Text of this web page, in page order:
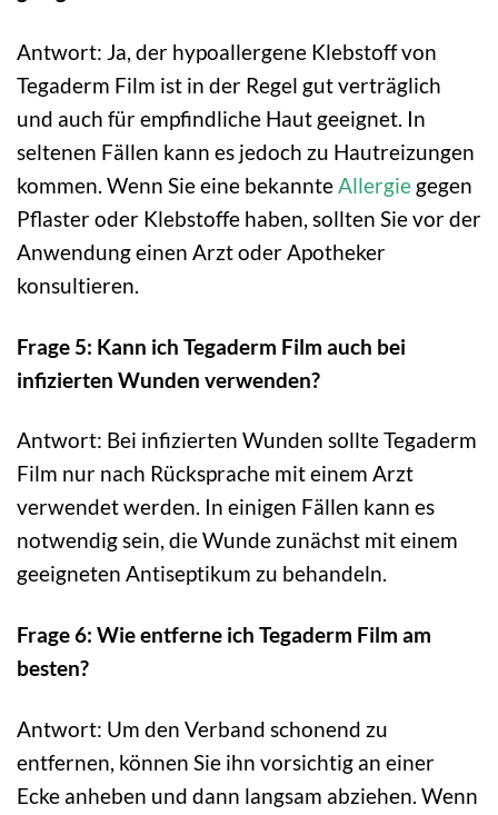
Antwort: Ja, der hypoallergene Klebstoff von
Tegaderm Film ist in der Regel gut verträglich
und auch für empfindliche Haut geeignet. In
seltenen Fällen kann es jedoch zu Hautreizungen
kommen. Wenn Sie eine bekannte Allergie gegen
Pflaster oder Klebstoffe haben, sollten Sie vor der
Anwendung einen Arzt oder Apotheker
konsultieren.
Frage 5: Kann ich Tegaderm Film auch bei
infizierten Wunden verwenden?
Antwort: Bei infizierten Wunden sollte Tegaderm
Film nur nach Rücksprache mit einem Arzt
verwendet werden. In einigen Fällen kann es
notwendig sein, die Wunde zunächst mit einem
geeigneten Antiseptikum zu behandeln.
Frage 6: Wie entferne ich Tegaderm Film am
besten?
Antwort: Um den Verband schonend zu
entfernen, können Sie ihn vorsichtig an einer
Ecke anheben und dann langsam abziehen. Wenn